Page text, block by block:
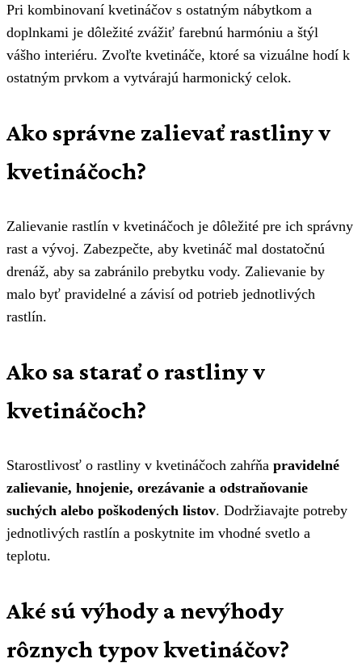
Pri kombinovaní kvetináčov s ostatným nábytkom a
doplnkami je dôležité zvážiť farebnú harmóniu a štýl
vášho interiéru. Zvoľte kvetináče, ktoré sa vizuálne hodí k
ostatným prvkom a vytvárajú harmonický celok.
Ako správne zalievať rastliny v
kvetináčoch?
Zalievanie rastlín v kvetináčoch je dôležité pre ich správny
rast a vývoj. Zabezpečte, aby kvetináč mal dostatočnú
drenáž, aby sa zabránilo prebytku vody. Zalievanie by
malo byť pravidelné a závisí od potrieb jednotlivých
rastlín.
Ako sa starať o rastliny v
kvetináčoch?
Starostlivosť o rastliny v kvetináčoch zahŕňa pravidelné
zalievanie, hnojenie, orezávanie a odstraňovanie
suchých alebo poškodených listov. Dodržiavajte potreby
jednotlivých rastlín a poskytnite im vhodné svetlo a
teplotu.
Aké sú výhody a nevýhody
rôznych typov kvetináčov?